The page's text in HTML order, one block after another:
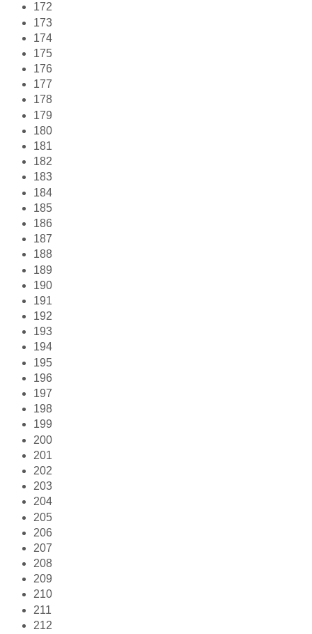
172
173
174
175
176
177
178
179
180
181
182
183
184
185
186
187
188
189
190
191
192
193
194
195
196
197
198
199
200
201
202
203
204
205
206
207
208
209
210
211
212